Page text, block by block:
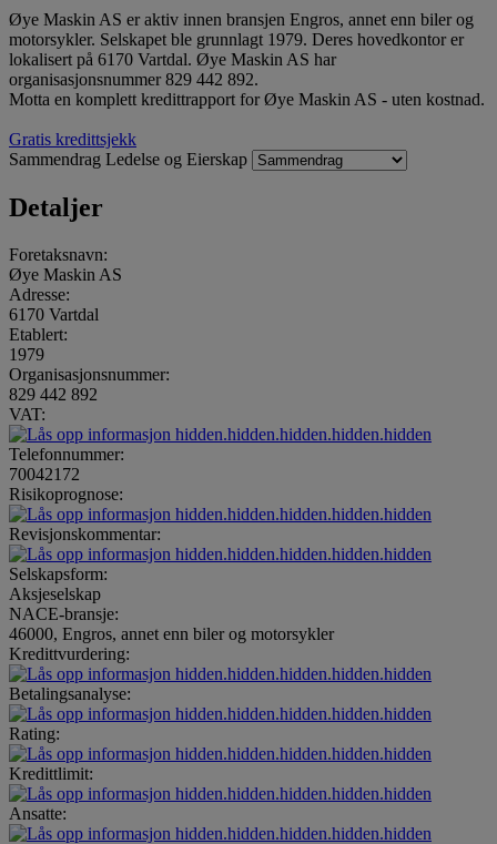
Øye Maskin AS er aktiv innen bransjen Engros, annet enn biler og
motorsykler. Selskapet ble grunnlagt 1979. Deres hovedkontor er
lokalisert på 6170 Vartdal. Øye Maskin AS har
organisasjonsnummer 829 442 892.
Motta en komplett kredittrapport for Øye Maskin AS - uten kostnad.
Gratis kredittsjekk
Sammendrag Ledelse og Eierskap
Detaljer
Foretaksnavn:
Øye Maskin AS
Adresse:
6170 Vartdal
Etablert:
1979
Organisasjonsnummer:
829 442 892
VAT:
hidden.hidden.hidden.hidden.hidden
Telefonnummer:
70042172
Risikoprognose:
hidden.hidden.hidden.hidden.hidden
Revisjonskommentar:
hidden.hidden.hidden.hidden.hidden
Selskapsform:
Aksjeselskap
NACE-bransje:
46000, Engros, annet enn biler og motorsykler
Kredittvurdering:
hidden.hidden.hidden.hidden.hidden
Betalingsanalyse:
hidden.hidden.hidden.hidden.hidden
Rating:
hidden.hidden.hidden.hidden.hidden
Kredittlimit:
hidden.hidden.hidden.hidden.hidden
Ansatte:
hidden.hidden.hidden.hidden.hidden